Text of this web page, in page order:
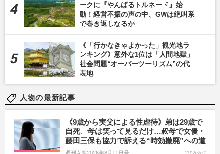
ークに『やんばるトルネード』始
動！経営不振の声の中、GWは絶叫系
で巻き返しなるか
《「行かなきゃよかった」観光地ラ
ンキング》意外な1位は「人間地獄」
社会問題“オーバーツーリズム”の代
表地
人物の最新記事
《9歳から実父による性虐待》弟は29歳で
自死、母は笑って見るだけ…叔母で女優・
藤田三保も協力で訴える“時効撤廃”への道
週刊女性2026年8月11日号 2026/8/1